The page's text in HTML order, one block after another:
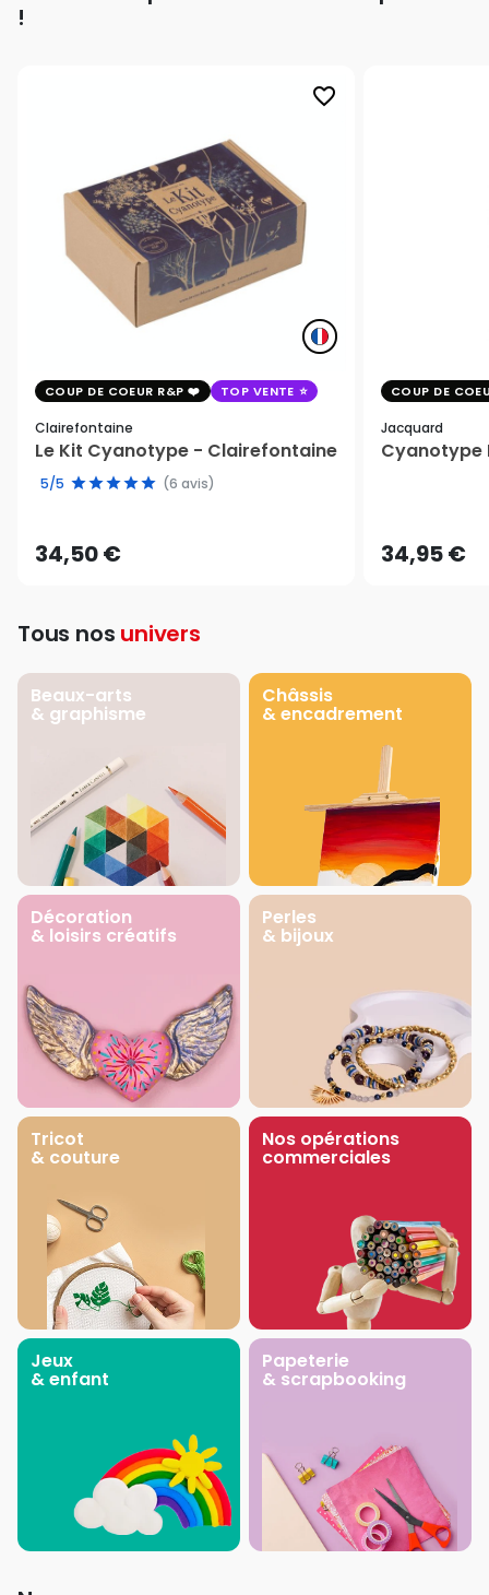
!
favorite_border
COUP DE COEUR R&P TOP VENTE
Clairefontaine
Le Kit Cyanotype - Clairefontaine
5/5 (6 avis)
34,50 €
COUP DE
Jacquard
Cyanotype
34,95 €
Tous nos univers
Beaux-arts
& graphisme
Châssis
& encadrement
Décoration
& loisirs créatifs
Perles
& bijoux
Tricot
& couture
Nos opérations
commerciales
Jeux
& enfant
Papeterie
& scrapbooking